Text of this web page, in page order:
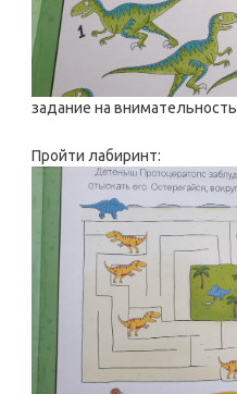
задание на внимательность
Пройти лабиринт: